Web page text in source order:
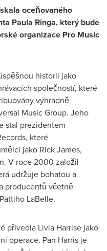
oceňovaného
Paula Ringa, který bude
organizace Pro Music
historii jako
společností, které
výhradně
Music Group. Jeho
stal prezidentem
které
jako Rick James,
. V roce 2000 založil
udržuje bohatou a
producentů včetně
LaBelle.
přivedla Livia Harrise jako
operace. Pan Harris je